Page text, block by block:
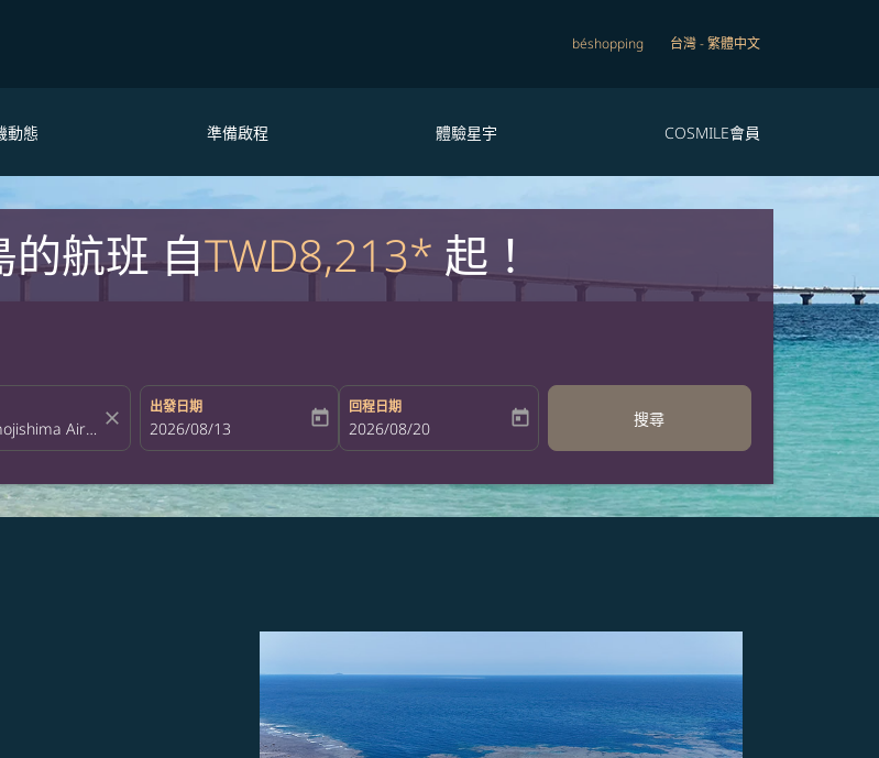
béshopping 台灣-繁體中文
動態 準備啟程 體驗星宇 COSMILE會員
的航班 自TWD8,213*起！
close
出發日期
fc-booking-departure-date-aria-label
2026/08/13 today
回程日期
fc-booking-return-date-aria-label
2026/08/20 today 搜尋